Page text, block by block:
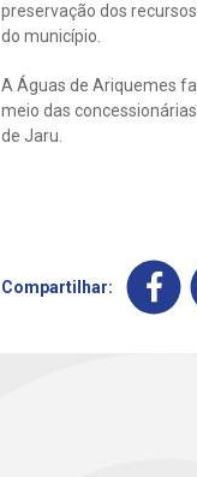
preservação dos
do município.
A Águas de Ariquemes
meio das
de Jaru.
Compartilhar: